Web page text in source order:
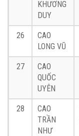
KHƯƠNG
DUY
26
CAO
LONG VŨ
27
CAO
QUỐC
UYÊN
28
CAO
TRẦN
NHƯ